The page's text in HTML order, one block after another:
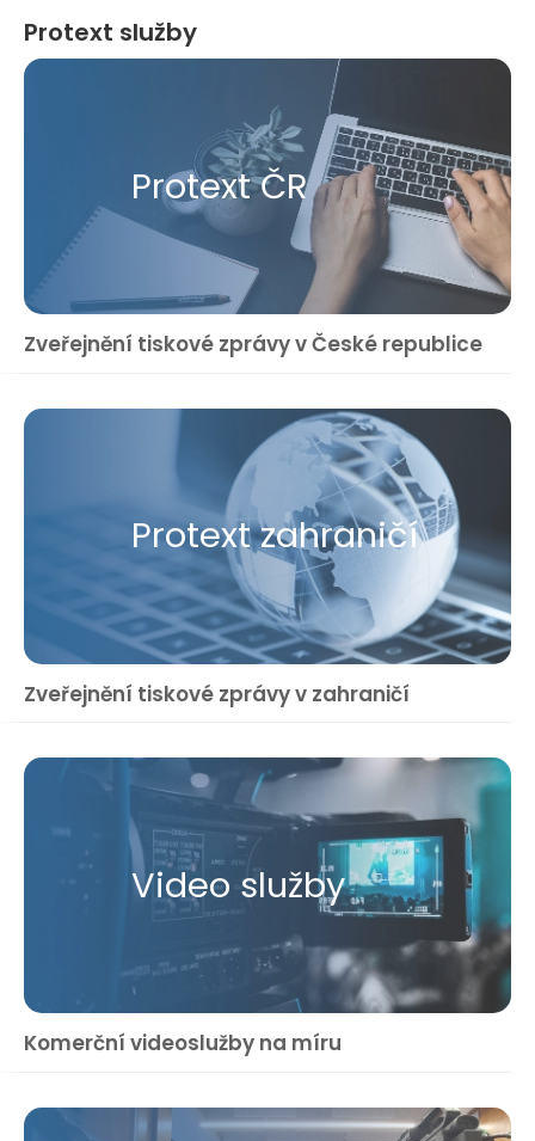
Protext služby
Protext ČR
Zveřejnění tiskové zprávy v České republice
Protext zahraničí
Zveřejnění tiskové zprávy v zahraničí
Video služby
Komerční videoslužby na míru